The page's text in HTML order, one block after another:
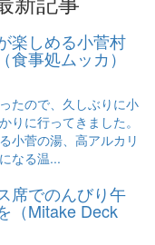
楽しめる小菅村
食事処ムッカ）
たので、久しぶりに小
りに行ってきました。
小菅の湯、高アルカリ
なる温...
席でのんびり午
（Mitake Deck